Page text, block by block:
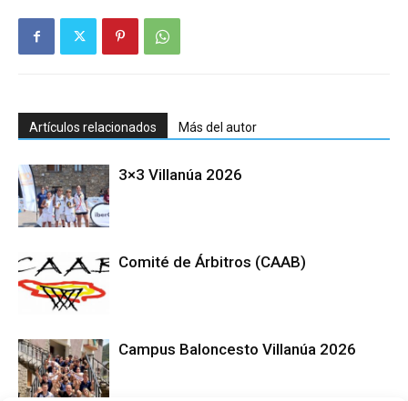
Artículos relacionados Más del autor
3×3 Villanúa 2026
Comité de Árbitros (CAAB)
Campus Baloncesto Villanúa 2026